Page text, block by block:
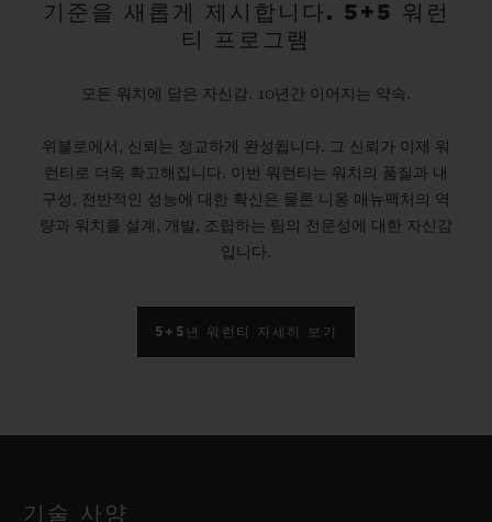
기준을 새롭게 제시합니다. 5+5 워런
티 프로그램
모든 워치에 담은 자신감. 10년간 이어지는 약속.
위블로에서, 신뢰는 정교하게 완성됩니다. 그 신뢰가 이제 워
런티로 더욱 확고해집니다. 이번 워런티는 워치의 품질과 내
구성, 전반적인 성능에 대한 확신은 물론 니옹 매뉴팩처의 역
량과 워치를 설계, 개발, 조립하는 팀의 전문성에 대한 자신감
입니다.
5+5년 워런티 자세히 보기
기술 사양